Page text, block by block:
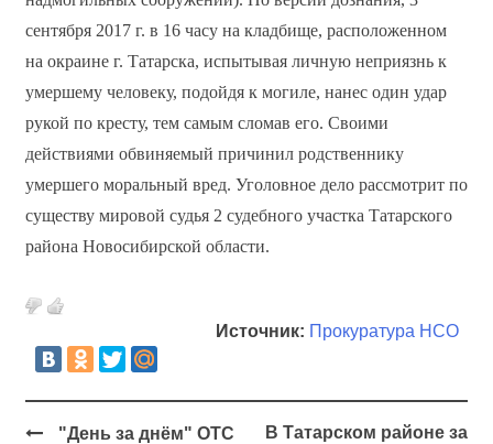
сентября 2017 г. в 16 часу на кладбище, расположенном
на окраине г. Татарска, испытывая личную неприязнь к
умершему человеку, подойдя к могиле, нанес один удар
рукой по кресту, тем самым сломав его. Своими
действиями обвиняемый причинил родственнику
умершего моральный вред. Уголовное дело рассмотрит по
существу мировой судья 2 судебного участка Татарского
района Новосибирской области.
Источник: Прокуратура НСО
"День за днём" ОТС
В Татарском районе за